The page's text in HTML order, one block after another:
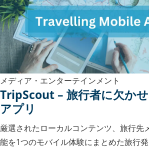
メディア・エンターテインメント
TripScout – 旅行者に欠か
アプリ
厳選されたローカルコンテンツ、旅行先
能を1つのモバイル体験にまとめた旅行発